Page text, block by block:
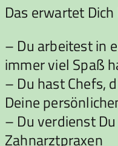
Das erwartet
– Du arbeitest in
immer viel Spaß
– Du hast Chefs,
Deine
– Du verdienst
Zahnarztpraxen